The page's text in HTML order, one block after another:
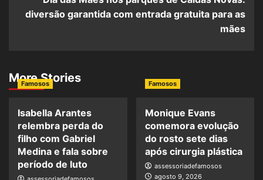
diversão garantida com entrada gratuita para as
mães
More Stories
Famosos
Isabella Arantes
relembra perda do
filho com Gabriel
Medina e fala sobre
período de luto
Famosos
Monique Evans
comemora evolução
do rosto sete dias
após cirurgia plástica
assessoriadefamosos
agosto 9, 2026